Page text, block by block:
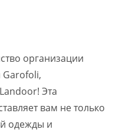
организации
Garofoli,
Эта
вам не только
одежды и